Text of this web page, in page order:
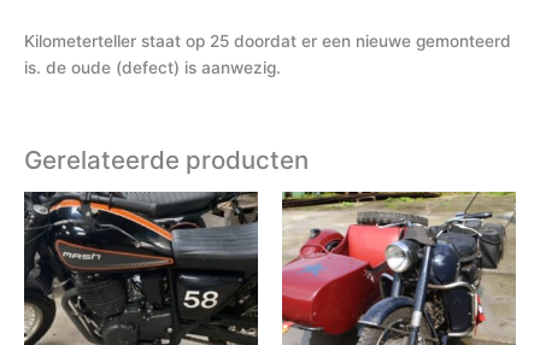
Kilometerteller staat op 25 doordat er een nieuwe gemonteerd
is. de oude (defect) is aanwezig.
Gerelateerde producten